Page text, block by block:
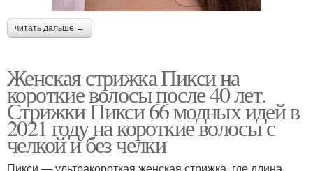
читать дальше →
Женская стрижка Пикси на
короткие волосы после 40 лет.
Стрижки Пикси 66 модных идей в
2021 году на короткие волосы с
челкой и без челки
Пикси — ультракороткая женская стрижка, где длина